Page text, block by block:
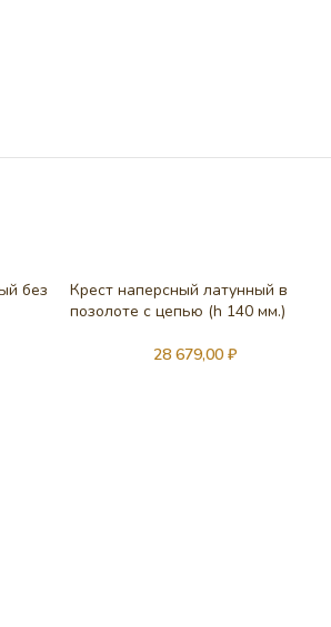
без
Крест наперсный латунный в
позолоте c цепью (h 140 мм.)
28 679,00 ₽